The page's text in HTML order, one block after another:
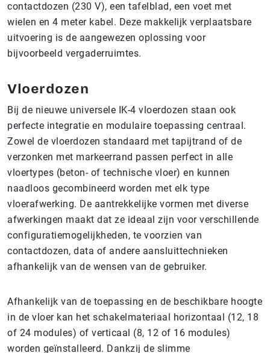
contactdozen (230 V), een tafelblad, een voet met
wielen en 4 meter kabel. Deze makkelijk verplaatsbare
uitvoering is de aangewezen oplossing voor
bijvoorbeeld vergaderruimtes.
Vloerdozen
Bij de nieuwe universele IK-4 vloerdozen staan ook
perfecte integratie en modulaire toepassing centraal.
Zowel de vloerdozen standaard met tapijtrand of de
verzonken met markeerrand passen perfect in alle
vloertypes (beton- of technische vloer) en kunnen
naadloos gecombineerd worden met elk type
vloerafwerking. De aantrekkelijke vormen met diverse
afwerkingen maakt dat ze ideaal zijn voor verschillende
configuratiemogelijkheden, te voorzien van
contactdozen, data of andere aansluittechnieken
afhankelijk van de wensen van de gebruiker.
Afhankelijk van de toepassing en de beschikbare hoogte
in de vloer kan het schakelmateriaal horizontaal (12, 18
of 24 modules) of verticaal (8, 12 of 16 modules)
worden geïnstalleerd. Dankzij de slimme